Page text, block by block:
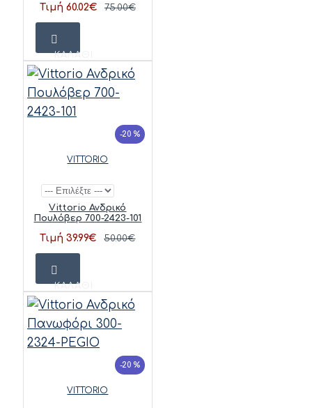
Τιμή 60.02€ 75.00€
ΚΑΛΆΘΙ
-20 %
VITTORIO
Vittorio Ανδρικό
Πουλόβερ 700-2423-101
Τιμή 39.99€ 50.00€
ΚΑΛΆΘΙ
-20 %
VITTORIO